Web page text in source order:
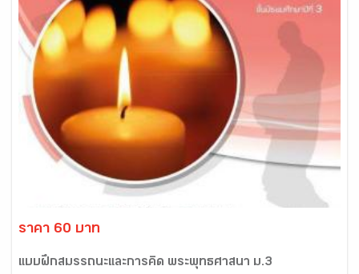
ราคา 60 บาท
แบบฝึกสมรรถนะและการคิด พระพุทธศาสนา ม.3